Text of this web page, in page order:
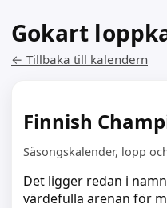
Gokart
← Tillbaka till kalendern
Finnish
Säsongskalender, lopp
Det ligger redan i
värdefulla arenan för